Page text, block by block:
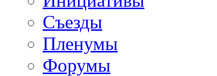
Съезды
Пленумы
Форумы